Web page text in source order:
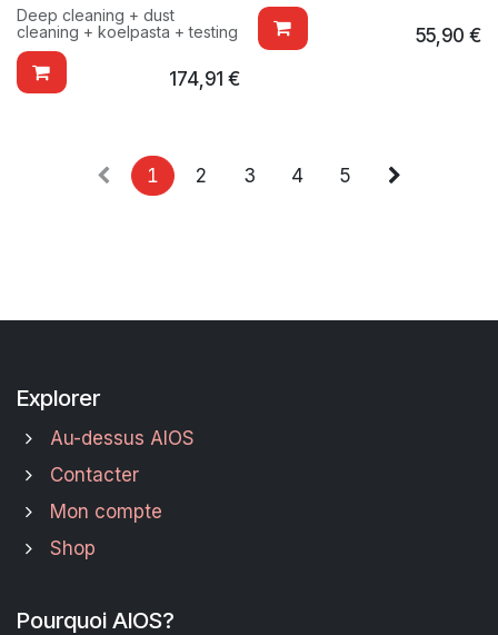
Deep cleaning + dust
cleaning + koelpasta + testing
174,91 €
55,90 €
1 2 3 4 5
Explorer
Au-dessus AIOS
Contacter
Mon compte
Shop
Pourquoi AIOS?